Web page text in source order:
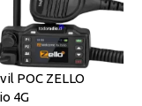
POC ZELLO
4G